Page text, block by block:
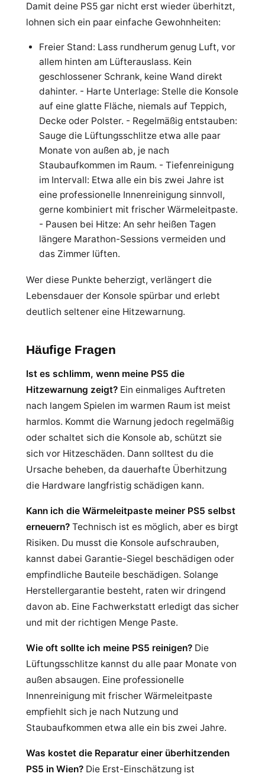
Damit deine PS5 gar nicht erst wieder überhitzt,
lohnen sich ein paar einfache Gewohnheiten:
Freier Stand: Lass rundherum genug Luft, vor
allem hinten am Lüfterauslass. Kein
geschlossener Schrank, keine Wand direkt
dahinter. - Harte Unterlage: Stelle die Konsole
auf eine glatte Fläche, niemals auf Teppich,
Decke oder Polster. - Regelmäßig entstauben:
Sauge die Lüftungsschlitze etwa alle paar
Monate von außen ab, je nach
Staubaufkommen im Raum. - Tiefenreinigung
im Intervall: Etwa alle ein bis zwei Jahre ist
eine professionelle Innenreinigung sinnvoll,
gerne kombiniert mit frischer Wärmeleitpaste.
- Pausen bei Hitze: An sehr heißen Tagen
längere Marathon-Sessions vermeiden und
das Zimmer lüften.
Wer diese Punkte beherzigt, verlängert die
Lebensdauer der Konsole spürbar und erlebt
deutlich seltener eine Hitzewarnung.
Häufige Fragen
Ist es schlimm, wenn meine PS5 die
Hitzewarnung zeigt? Ein einmaliges Auftreten
nach langem Spielen im warmen Raum ist meist
harmlos. Kommt die Warnung jedoch regelmäßig
oder schaltet sich die Konsole ab, schützt sie
sich vor Hitzeschäden. Dann solltest du die
Ursache beheben, da dauerhafte Überhitzung
die Hardware langfristig schädigen kann.
Kann ich die Wärmeleitpaste meiner PS5 selbst
erneuern? Technisch ist es möglich, aber es birgt
Risiken. Du musst die Konsole aufschrauben,
kannst dabei Garantie-Siegel beschädigen oder
empfindliche Bauteile beschädigen. Solange
Herstellergarantie besteht, raten wir dringend
davon ab. Eine Fachwerkstatt erledigt das sicher
und mit der richtigen Menge Paste.
Wie oft sollte ich meine PS5 reinigen? Die
Lüftungsschlitze kannst du alle paar Monate von
außen absaugen. Eine professionelle
Innenreinigung mit frischer Wärmeleitpaste
empfiehlt sich je nach Nutzung und
Staubaufkommen etwa alle ein bis zwei Jahre.
Was kostet die Reparatur einer überhitzenden
PS5 in Wien? Die Erst-Einschätzung ist